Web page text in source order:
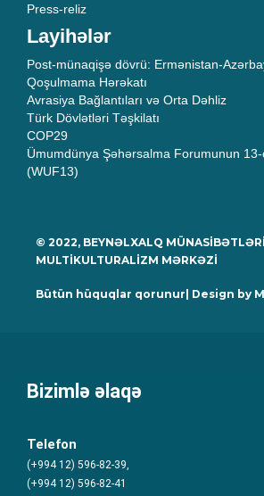
Press-reliz
Layihələr
Post-münaqişə dövrü: Ermənistan-
Qoşulmama Hərəkatı
Avrasiya Bağlantıları və Orta Dəhliz
Türk Dövlətləri Təşkilatı
COP29
Ümumdünya Şəhərsalma Forumunun 13-
(WUF13)
© 2022, BEYNƏLXALQ
MULTİKULTURALİZM MƏRKƏZİ
Bütün hüquqlar qorunur| Design by
Bizimlə əlaqə
Telefon
(+994 12) 596-82-39,
(+994 12) 596-82-41